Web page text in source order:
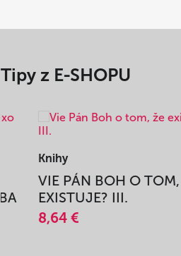
Tipy z E-SHOPU
TAJOMSTVO SNOV
14,45 €